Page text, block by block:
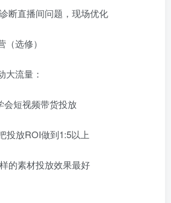
断直播间问题，现场优化
选修）
大流量：
会短视频带货投放
投放ROI做到1:5以上
的素材投放效果最好